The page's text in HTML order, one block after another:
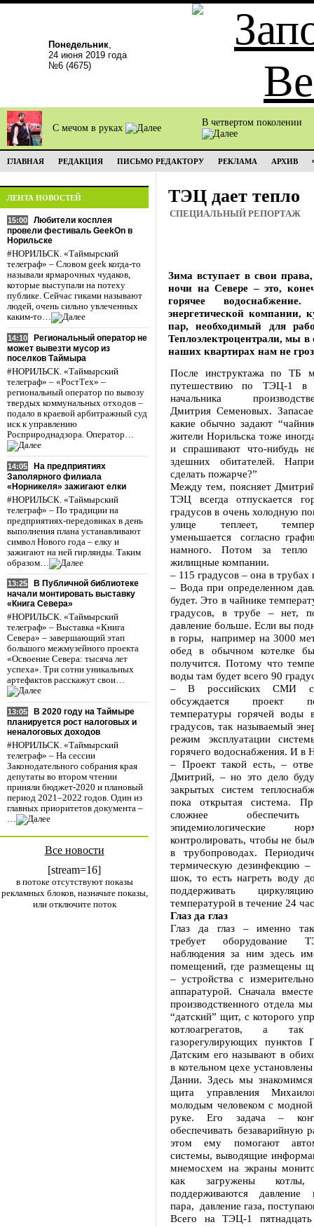
Понедельник,
24 июня 2019 года
№6 (4675)
С мечом в руках
В четвертом поколении
ГЛАВНАЯ РЕДАКЦИЯ ПИСЬМО РЕДАКТОРУ РЕКЛАМА АРХИВ
ЛЕНТА НОВОСТЕЙ
15:00
Любители косплея
провели фестиваль GeekOn в
Норильске
#НОРИЛЬСК. «Таймырский
телеграф» – Словом geek когда-то
называли ярмарочных чудаков,
которые выступали на потеху
публике. Сейчас гиками называют
людей, очень сильно увлеченных
каким-то…
14:10
Региональный оператор не
может вывезти мусор из
поселков Таймыра
#НОРИЛЬСК. «Таймырский
телеграф» – «РостТех» –
региональный оператор по вывозу
твердых коммунальных отходов –
подало в краевой арбитражный суд
иск к управлению
Росприроднадзора. Оператор…
14:05
На предприятиях
Заполярного филиала
«Норникеля» зажигают елки
#НОРИЛЬСК. «Таймырский
телеграф» – По традиции на
предприятиях-передовиках в день
выполнения плана устанавливают
символ Нового года – елку и
зажигают на ней гирлянды. Таким
образом…
13:25
В Публичной библиотеке
начали монтировать выставку
«Книга Севера»
#НОРИЛЬСК. «Таймырский
телеграф» – Выставка «Книга
Севера» – завершающий этап
большого межмузейного проекта
«Освоение Севера: тысяча лет
успеха». Три сотни уникальных
артефактов расскажут свои…
13:05
В 2020 году на Таймыре
планируется рост налоговых и
неналоговых доходов
#НОРИЛЬСК. «Таймырский
телеграф» – На сессии
Законодательного собрания края
депутаты во втором чтении
приняли бюджет-2020 и плановый
период 2021–2022 годов. Один из
главных приоритетов документа –
…
Все новости
[stream=16]
в потоке отсутствуют показы
рекламных блоков, назначьте показы,
или отключите поток
ТЭЦ дает тепло
СПЕЦИАЛЬНЫЙ РЕПОРТАЖ
Зима вступает в свои
ночи на Севере – это,
горячее
энергетической компании,
пар, необходимый для
Теплоэлектроцентрали, мы в
наших квартирах нам не
После инструктажа по ТБ
путешествию по ТЭЦ-1 в
начальника
Дмитрия Семеновых.
какие обычно задают
жители Норильска тоже
и спрашивают что-нибудь
здешних обитателей.
сделать пожарче?”
Между тем, поясняет
ТЭЦ всегда отпускается
градусов в очень холодную
улице теплеет,
уменьшается согласно
намного. Потом за тепло
жилищные компании.
– 115 градусов – она в трубах
– Вода при определенном
будет. Это в чайнике
градусов, в трубе – нет,
давление больше. Если вы
в горы, например на 3000
обед в обычном котелке
получится. Потому что
воды там будет всего 90
– В российских СМИ
обсуждается проект
температуры горячей воды
градусов, так называемый
режим эксплуатации
горячего водоснабжения. И в
– Проект такой есть, –
Дмитрий, – но это дело
закрытых систем
пока открытая система.
сложнее обеспечить
эпидемиологические
контролировать, чтобы не
в трубопроводах.
термическую дезинфекцию –
шок, то есть нагреть воду
поддерживать
температурой в течение 24
Глаз да глаз
Глаз да глаз – именно
требует
наблюдения за ним здесь
помещений, где размещены
– устройства с
аппаратурой. Сначала
производственного отдела
“датский” щит, с которого
котлоагрегатов, а
газорегулирующих
Датским его называют в
в котельном цехе
Дании. Здесь мы
щита управления
молодым человеком с модной
руке. Его задача –
обеспечивать безаварийную
этом ему помогают
системы, выводящие
мнемосхем на экраны
как загружены
поддерживаются давление
пара, давление газа,
Всего на ТЭЦ-1